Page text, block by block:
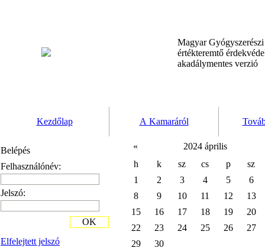
Magyar
értékteremtő
akadálymentes verzió
Kezdőlap A Kamaráról
Belépés
Felhasználónév:
Jelszó:
Elfelejtett jelszó
OK
«
2024 április
h
k sz cs p
sz
1
2 3 4 5
6
8
9 10 11 12
13
15
16 17 18 19
20
22
23 24 25 26
27
29
30